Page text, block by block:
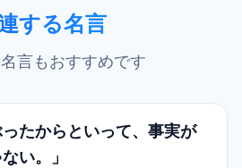
する名言
言もおすすめです
ったからといって、事実が
い。」